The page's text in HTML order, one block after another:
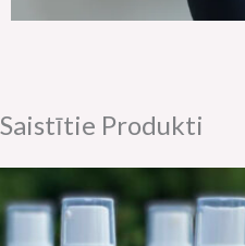
Saistītie Produkti